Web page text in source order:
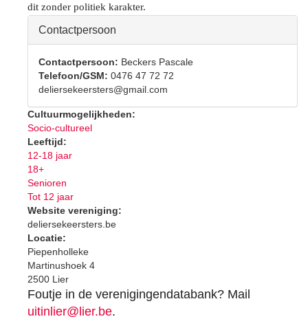
dit zonder politiek karakter.
Hide
Contactpersoon
Contactpersoon: Beckers Pascale
Telefoon/GSM: 0476 47 72 72
deliersekeersters@gmail.com
Cultuurmogelijkheden:
Socio-cultureel
Leeftijd:
12-18 jaar
18+
Senioren
Tot 12 jaar
Website vereniging:
deliersekeersters.be
Locatie:
Piepenholleke
Martinushoek 4
2500 Lier
Foutje in de verenigingendatabank? Mail
uitinlier@lier.be.